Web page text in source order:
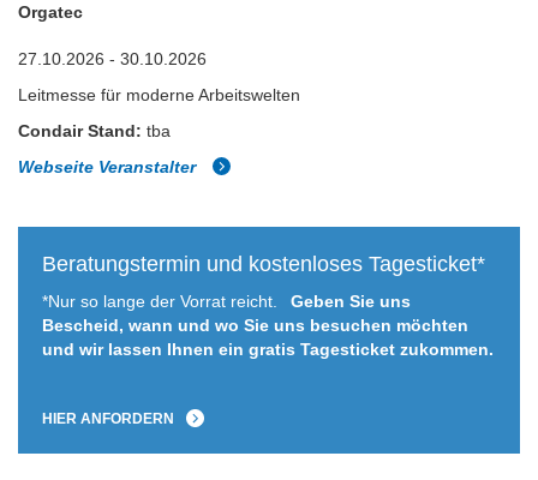
Orgatec
27.10.2026 - 30.10.2026
Leitmesse für moderne Arbeitswelten
Condair Stand: tba
Webseite Veranstalter
Beratungstermin und kostenloses Tagesticket*
*Nur so lange der Vorrat reicht.
Geben Sie uns
Bescheid, wann und wo Sie uns besuchen möchten
und wir lassen Ihnen ein gratis Tagesticket zukommen.
HIER ANFORDERN